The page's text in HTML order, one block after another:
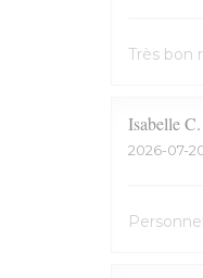
Très bon
IsabelleC
2026-07-